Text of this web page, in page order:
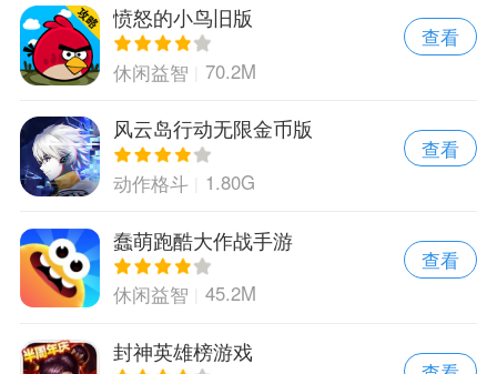
愤怒的小鸟旧版
休闲益智 70.2M
查看
风云岛行动无限金币版
动作格斗 1.80G
查看
蠢萌跑酷大作战手游
休闲益智 45.2M
查看
封神英雄榜游戏